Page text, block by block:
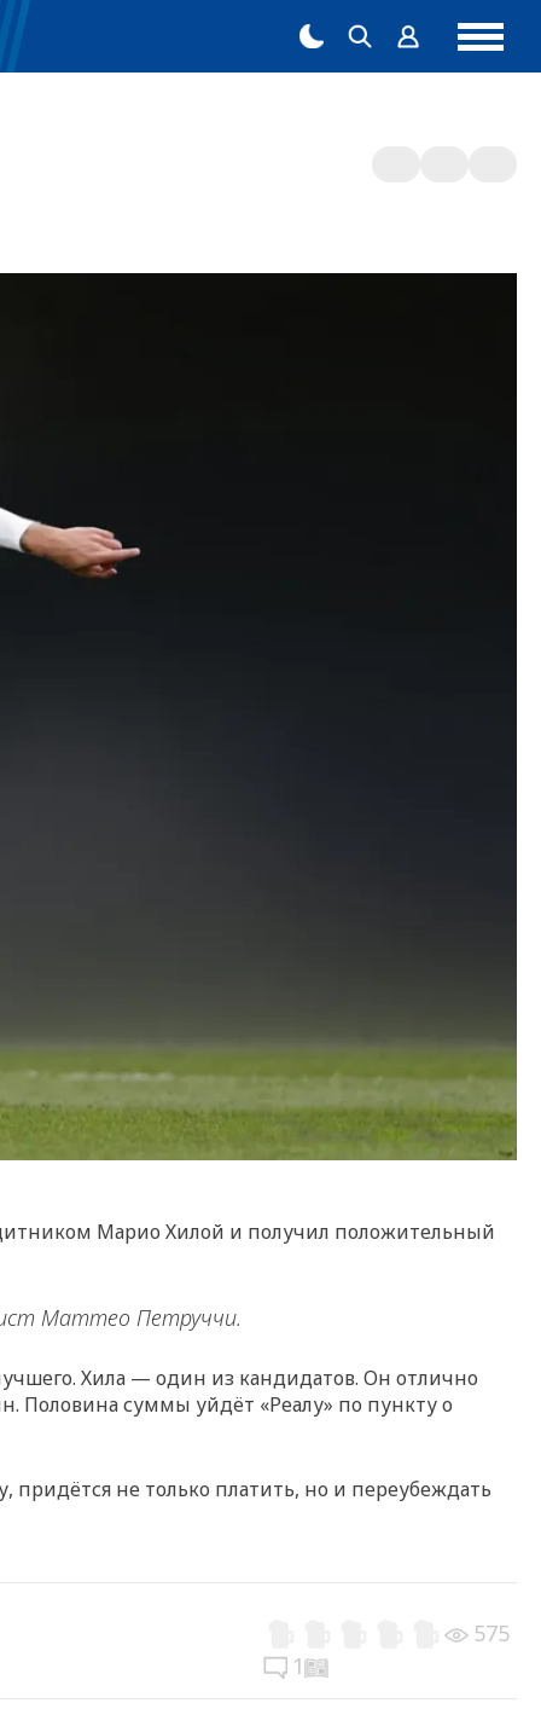
Марио Хилой и получил положительный
Маттео Петруччи.
Хила — один из кандидатов. Он отлично
Половина суммы уйдёт «Реалу» по пункту о
придётся не только платить, но и переубеждать
575
1